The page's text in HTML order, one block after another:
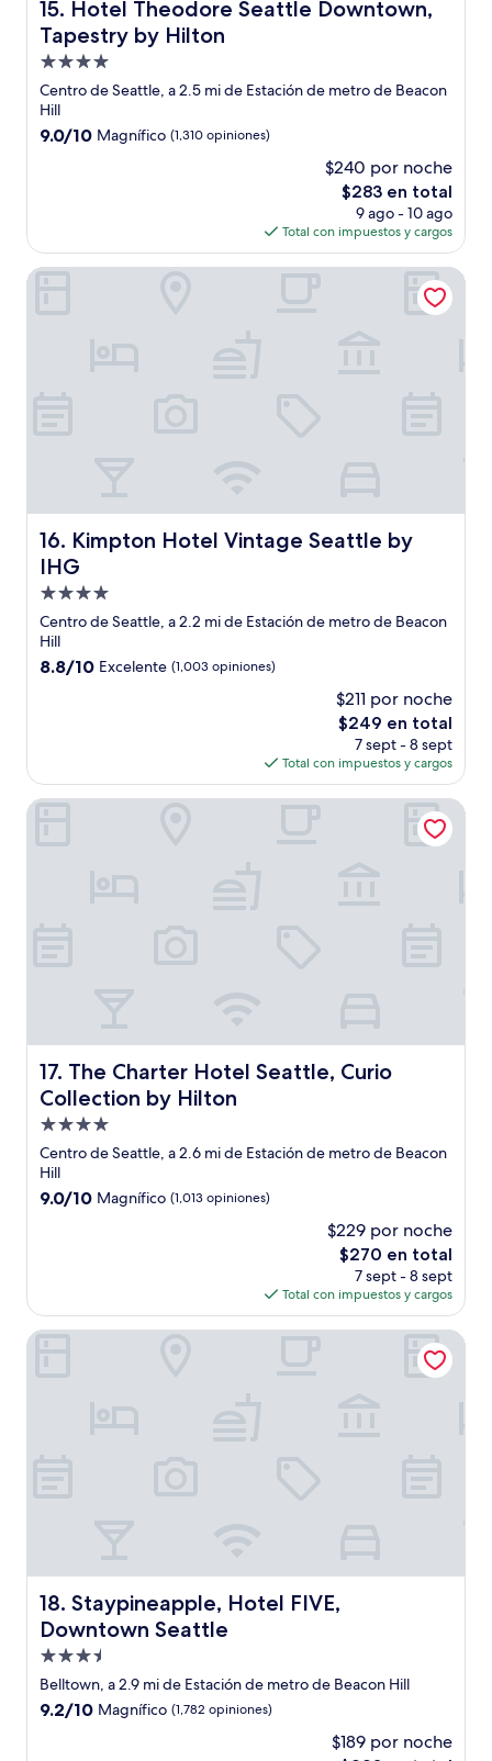
15. Hotel Theodore Seattle Downtown,
Tapestry by Hilton
Hotel Theodore Seattle Downtown, Tapestry by Hilton
Propiedad
de
4.0
estrellas
Centro de Seattle, a 2.5 mi de Estación de metro de Beacon
Hill
9.0
9.0/10 Magnífico (1,310 opiniones)
$240 por noche
El
precio
actual
es
de
$283 en total
9 ago - 10 ago
Total con impuestos y cargos
16. Kimpton Hotel Vintage Seattle by
IHG
Kimpton Hotel Vintage Seattle by IHG
Propiedad
de
4.0
estrellas
Centro de Seattle, a 2.2 mi de Estación de metro de Beacon
Hill
8.8
8.8/10 Excelente (1,003 opiniones)
$211 por noche
El
precio
actual
es
de
$249 en total
7 sept - 8 sept
Total con impuestos y cargos
Kimpton Hotel Vintage Seattle by IHG
17. The Charter Hotel Seattle, Curio
Collection by Hilton
The Charter Hotel Seattle, Curio Collection by Hilton
Propiedad
de
4.0
estrellas
Centro de Seattle, a 2.6 mi de Estación de metro de Beacon
Hill
9.0
9.0/10 Magnífico (1,013 opiniones)
$229 por noche
El
precio
actual
es
de
$270 en total
7 sept - 8 sept
Total con impuestos y cargos
The Charter Hotel Seattle, Curio Collection by Hilton
18. Staypineapple, Hotel FIVE,
Downtown Seattle
Staypineapple, Hotel FIVE, Downtown Seattle
Propiedad
de
3.5
Belltown, a 2.9 mi de Estación de metro de Beacon Hill
9.2
9.2/10 Magnífico (1,782 opiniones)
$189 por noche
Staypineapple, Hotel FIVE, Downtown Seattle